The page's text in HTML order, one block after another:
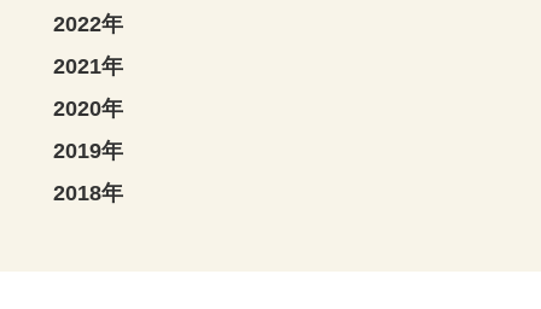
2022年
2021年
2020年
2019年
2018年